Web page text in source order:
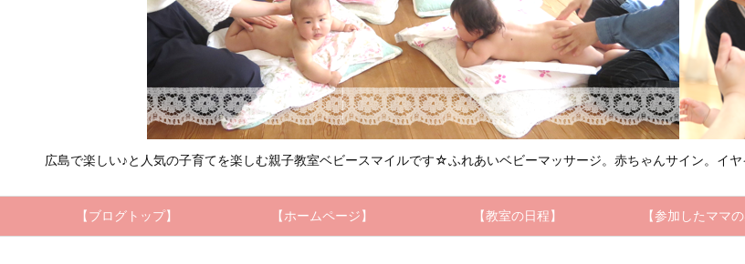
広島で楽しい♪と人気の子育てを楽しむ親子教室ベビースマイルです☆ふれあいベビーマッサージ。赤ちゃんサイン。イ
【ブログトップ】 【ホームページ】 【教室の日程】 【参加したママの